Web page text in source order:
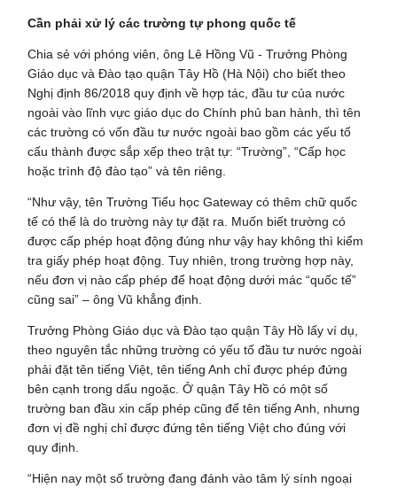
Cần phải xử lý các trường tự phong quốc tế
Chia sẻ với phóng viên, ông Lê Hồng Vũ - Trưởng Phòng
Giáo dục và Đào tạo quận Tây Hồ (Hà Nội) cho biết theo
Nghị định 86/2018 quy định về hợp tác, đầu tư của nước
ngoài vào lĩnh vực giáo dục do Chính phủ ban hành, thì tên
các trường có vốn đầu tư nước ngoài bao gồm các yếu tố
cấu thành được sắp xếp theo trật tự: “Trường”, “Cấp học
hoặc trình độ đào tạo” và tên riêng.
“Như vậy, tên Trường Tiểu học Gateway có thêm chữ quốc
tế có thể là do trường này tự đặt ra. Muốn biết trường có
được cấp phép hoạt động đúng như vậy hay không thì kiểm
tra giấy phép hoạt động. Tuy nhiên, trong trường hợp này,
nếu đơn vị nào cấp phép để hoạt động dưới mác “quốc tế”
cũng sai” – ông Vũ khẳng định.
Trưởng Phòng Giáo dục và Đào tạo quận Tây Hồ lấy ví dụ,
theo nguyên tắc những trường có yếu tố đầu tư nước ngoài
phải đặt tên tiếng Việt, tên tiếng Anh chỉ được phép đứng
bên cạnh trong dấu ngoặc. Ở quận Tây Hồ có một số
trường ban đầu xin cấp phép cũng để tên tiếng Anh, nhưng
đơn vị đề nghị chỉ được đứng tên tiếng Việt cho đúng với
quy định.
“Hiện nay một số trường đang đánh vào tâm lý sính ngoại